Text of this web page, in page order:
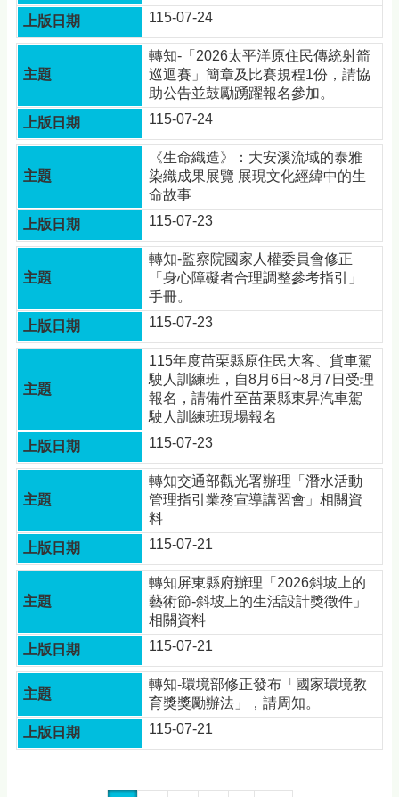
115-07-24
轉知-「2026太平洋原住民傳統射箭
巡迴賽」簡章及比賽規程1份，請協
助公告並鼓勵踴躍報名參加。
115-07-24
《生命織造》：大安溪流域的泰雅
染織成果展覽 展現文化經緯中的生
命故事
115-07-23
轉知-監察院國家人權委員會修正
「身心障礙者合理調整參考指引」
手冊。
115-07-23
115年度苗栗縣原住民大客、貨車駕
駛人訓練班，自8月6日~8月7日受理
報名，請備件至苗栗縣東昇汽車駕
駛人訓練班現場報名
115-07-23
轉知交通部觀光署辦理「潛水活動
管理指引業務宣導講習會」相關資
料
115-07-21
轉知屏東縣府辦理「2026斜坡上的
藝術節-斜坡上的生活設計獎徵件」
相關資料
115-07-21
轉知-環境部修正發布「國家環境教
育獎獎勵辦法」，請周知。
115-07-21